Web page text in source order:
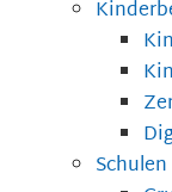
Schulen